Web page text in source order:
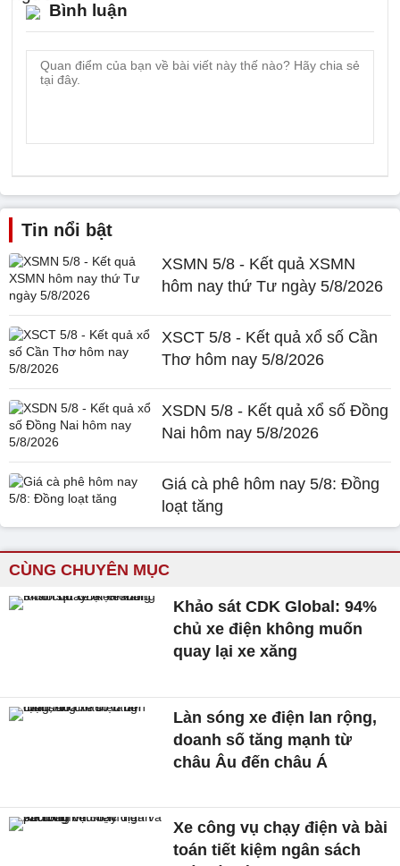
Bình luận
Tin nổi bật
XSMN 5/8 - Kết quả XSMN
hôm nay thứ Tư ngày 5/8/2026
XSCT 5/8 - Kết quả xổ số Cần
Thơ hôm nay 5/8/2026
XSDN 5/8 - Kết quả xổ số Đồng
Nai hôm nay 5/8/2026
Giá cà phê hôm nay 5/8: Đồng
loạt tăng
CÙNG CHUYÊN MỤC
Khảo sát CDK Global: 94%
chủ xe điện không muốn
quay lại xe xăng
Làn sóng xe điện lan rộng,
doanh số tăng mạnh từ
châu Âu đến châu Á
Xe công vụ chạy điện và bài
toán tiết kiệm ngân sách